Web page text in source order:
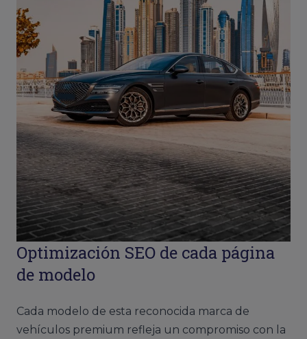
Optimización SEO de cada página
de modelo
Cada modelo de esta reconocida marca de
vehículos premium refleja un compromiso con la